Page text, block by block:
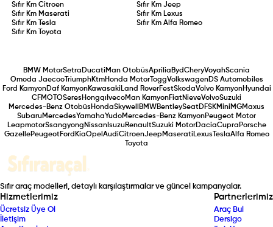
Sıfır KmCitroen Sıfır Km Jeep
Sıfır Km Maserati Sıfır Km Lexus
Sıfır Km
Tesla Sıfır Km Alfa Romeo
Sıfır Km
Toyota
BMW MotorSetra Ducati Man OtobüsAprilia BydCheryVoyahScania
Omoda JaecooTriumphKtmHonda MotorToggVolkswagenDS Automobiles
Ford KamyonDaf KamyonKawasaki Land RoverFestSkodaVolvo KamyonHyundai
CFMOTOSeres Hongqı IvecoMan KamyonFiatNieveVolvoSuzuki
Mercedes-Benz Otobüs HondaSkywell BMWBentleySeatDFSKMini MGMaxus
SubaruMercedesYamahaYudoMercedes-Benz KamyonPeugeot Motor
LeapmotorSsangyong NissanIsuzuRenaultSuzuki MotorDaciaCupra Porsche
GazellePeugeotFord KiaOpel AudiCitroenJeep Maserati Lexus TeslaAlfa Romeo
Toyota
Sıfır araç modelleri, detaylı karşılaştırmalar ve güncel kampanyalar.
Hizmetlerimiz
Ücretsiz Üye Ol
İletişim
Partnerlerimiz
Araç Bul
Dersigo